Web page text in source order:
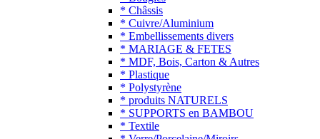
* Châssis
* Cuivre/Aluminium
* Embellissements divers
* MARIAGE & FETES
* MDF, Bois, Carton & Autres
* Plastique
* Polystyrène
* produits NATURELS
* SUPPORTS en BAMBOU
* Textile